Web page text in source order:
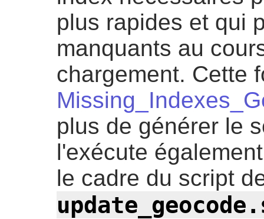
plus rapides et qui
manquants au
chargement. Cette
plus de générer le
l'exécute
le cadre du script